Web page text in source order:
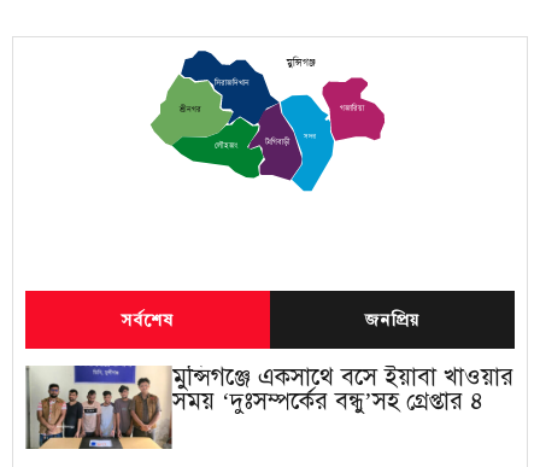
শ্রীনগর
সিরাজদিখান
টংগিবাড়ী
সদর
গজারিয়া
লৌহজং
মুন্সিগঞ্জ
সর্বশেষ জনপ্রিয়
মুন্সিগঞ্জে একসাথে বসে ইয়াবা খাওয়ার
সময় ‘দুঃসম্পর্কের বন্ধু’সহ গ্রেপ্তার ৪